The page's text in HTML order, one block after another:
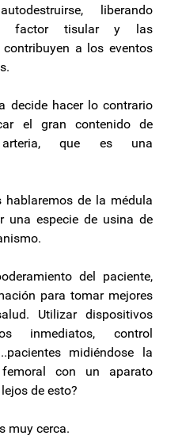
liberando
factor tisular y las
a los eventos
decide hacer lo contrario
el gran contenido de
que es una
de la médula
una especie de usina de
del paciente,
para tomar mejores
Utilizar dispositivos
inmediatos, control
midiéndose la
con un aparato
de esto?
muy cerca.